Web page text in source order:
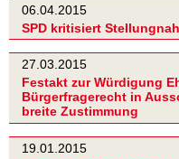
06.04.2015
SPD kritisiert
27.03.2015
Festakt zur Würdigung
Bürgerfragerecht in
breite Zustimmung
19.01.2015